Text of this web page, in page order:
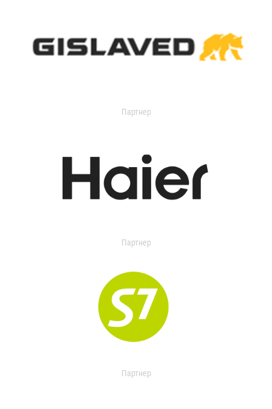
Партнер
Партнер
Партнер